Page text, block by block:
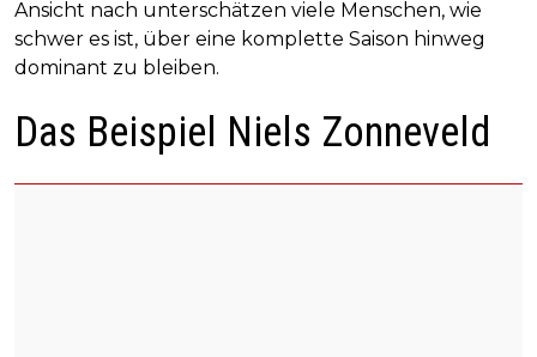
Ansicht nach unterschätzen viele Menschen, wie
schwer es ist, über eine komplette Saison hinweg
dominant zu bleiben.
Das Beispiel Niels Zonneveld